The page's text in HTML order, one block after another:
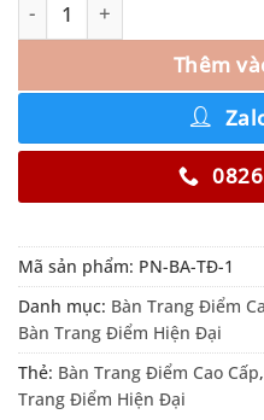
Thêm
Mã sản phẩm: PN-BA-TĐ-1
Danh mục: Bàn Trang Điểm
Bàn Trang Điểm Hiện Đại
Thẻ: Bàn Trang Điểm Cao Cấp,
Trang Điểm Hiện Đại